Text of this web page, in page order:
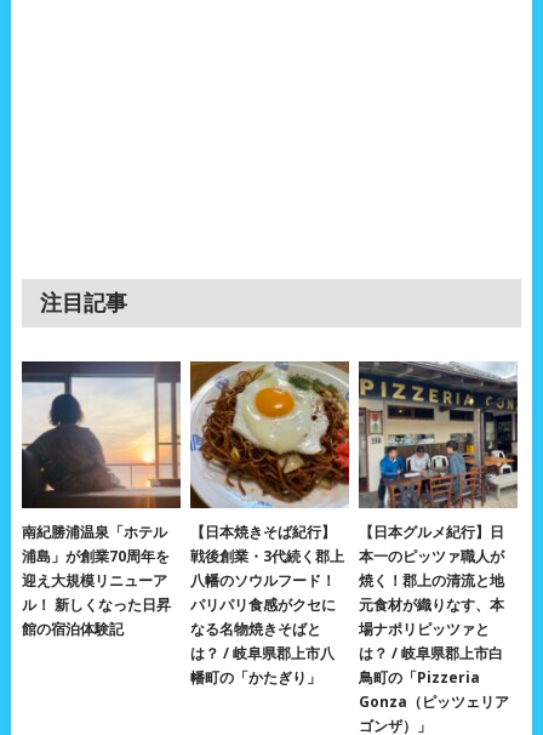
注目記事
南紀勝浦温泉「ホテル
浦島」が創業70周年を
迎え大規模リニューア
ル！ 新しくなった日昇
館の宿泊体験記
【日本焼きそば紀行】
戦後創業・3代続く郡上
八幡のソウルフード！
パリパリ食感がクセに
なる名物焼きそばと
は？ / 岐阜県郡上市八
幡町の「かたぎり」
【日本グルメ紀行】日
本一のピッツァ職人が
焼く！郡上の清流と地
元食材が織りなす、本
場ナポリピッツァと
は？ / 岐阜県郡上市白
鳥町の「Pizzeria
Gonza（ピッツェリア
ゴンザ）」